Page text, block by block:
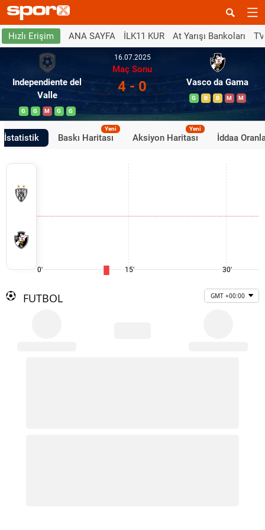
Hızlı Erişim ANA SAYFA İLK11 KUR At Yarışı Bankoları
Independiente del
Valle
G G M G G
16.07.2025
Maç Sonu
4 - 0 Vasco da Gama
G B B M M
İstatistik Baskı Haritası
Yeni
Aksiyon Haritası
Yeni
İddaa
0' 15' 30'
FUTBOL GMT +00:00